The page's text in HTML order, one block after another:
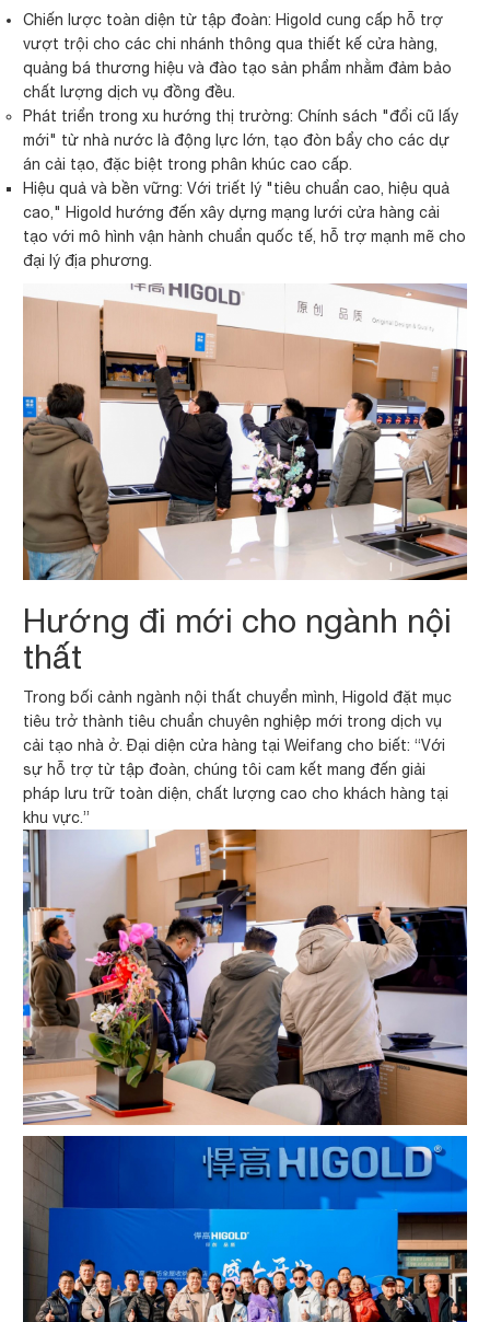
Chiến lược toàn diện từ tập đoàn: Higold cung cấp hỗ trợ
vượt trội cho các chi nhánh thông qua thiết kế cửa hàng,
quảng bá thương hiệu và đào tạo sản phẩm nhằm đảm bảo
chất lượng dịch vụ đồng đều.
Phát triển trong xu hướng thị trường: Chính sách "đổi cũ lấy
mới" từ nhà nước là động lực lớn, tạo đòn bẩy cho các dự
án cải tạo, đặc biệt trong phân khúc cao cấp.
Hiệu quả và bền vững: Với triết lý "tiêu chuẩn cao, hiệu quả
cao," Higold hướng đến xây dựng mạng lưới cửa hàng cải
tạo với mô hình vận hành chuẩn quốc tế, hỗ trợ mạnh mẽ cho
đại lý địa phương.
Hướng đi mới cho ngành nội
thất
Trong bối cảnh ngành nội thất chuyển mình, Higold đặt mục
tiêu trở thành tiêu chuẩn chuyên nghiệp mới trong dịch vụ
cải tạo nhà ở. Đại diện cửa hàng tại Weifang cho biết: “Với
sự hỗ trợ từ tập đoàn, chúng tôi cam kết mang đến giải
pháp lưu trữ toàn diện, chất lượng cao cho khách hàng tại
khu vực.”